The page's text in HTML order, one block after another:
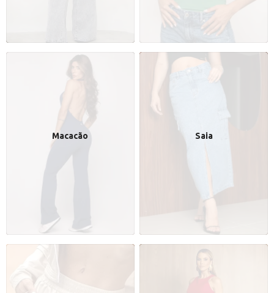
Macacão Saia